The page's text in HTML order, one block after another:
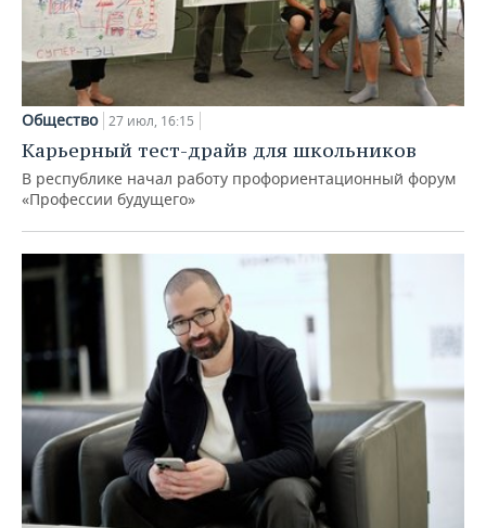
Общество 27 июл, 16:15
Карьерный тест-драйв для школьников
В республике начал работу профориентационный форум
«Профессии будущего»